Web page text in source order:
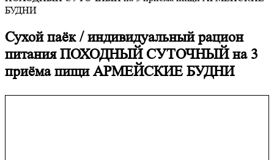
БУДНИ
Сухой паёк / индивидуальный рацион
питания ПОХОДНЫЙ СУТОЧНЫЙ на 3
приёма пищи АРМЕЙСКИЕ БУДНИ